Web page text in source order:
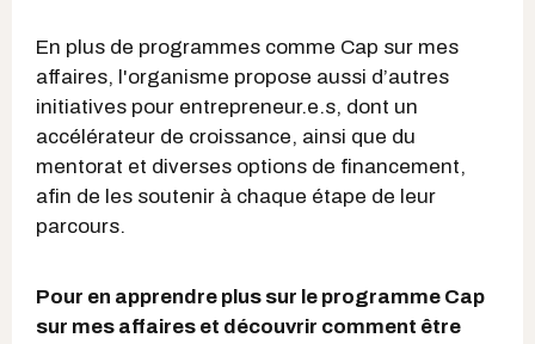
En plus de programmes comme Cap sur mes
affaires, l'organisme propose aussi d’autres
initiatives pour entrepreneur.e.s, dont un
accélérateur de croissance, ainsi que du
mentorat et diverses options de financement,
afin de les soutenir à chaque étape de leur
parcours.
Pour en apprendre plus sur le programme Cap
sur mes affaires et découvrir comment être